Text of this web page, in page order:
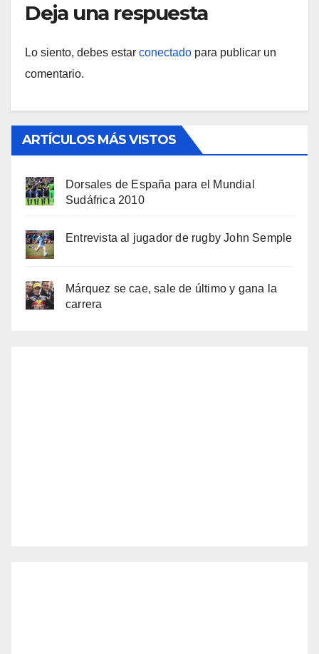
Deja una respuesta
Lo siento, debes estar conectado para publicar un
comentario.
ARTÍCULOS MÁS VISTOS
Dorsales de España para el Mundial
Sudáfrica 2010
Entrevista al jugador de rugby John Semple
Márquez se cae, sale de último y gana la
carrera